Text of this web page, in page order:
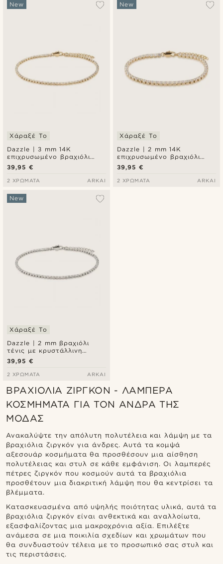
Dazzle | 3 mm 14K
επιχρυσωμένο βραχιόλι
τένις με κρυστάλλινη
ζιρκόνια
New
Χάραξέ Το
39,95 €
2 ΧΡΏΜΑΤΑ ARKAI
Dazzle | 2 mm 14K
επιχρυσωμένο βραχιόλι
τένις με κρυστάλλινη
ζιρκόνια
New
Χάραξέ Το
39,95 €
2 ΧΡΏΜΑΤΑ ARKAI
Dazzle | 2 mm βραχιόλι
τένις με κρυστάλλινη
ζιρκόνια
New
Χάραξέ Το
39,95 €
2 ΧΡΏΜΑΤΑ ARKAI
ΒΡΑΧΙΌΛΙΑ ΖΙΡΓΚΌΝ - ΛΑΜΠΕΡΆ
ΚΟΣΜΉΜΑΤΑ ΓΙΑ ΤΟΝ ΆΝΔΡΑ ΤΗΣ
ΜΌΔΑΣ
Ανακαλύψτε την απόλυτη πολυτέλεια και λάμψη με τα
βραχιόλια ζιργκόν για άνδρες. Αυτά τα κομψά
αξεσουάρ κοσμήματα θα προσθέσουν μια αίσθηση
πολυτέλειας και στυλ σε κάθε εμφάνιση. Οι λαμπερές
πέτρες ζιργκόν που κοσμούν αυτά τα βραχιόλια
προσθέτουν μια διακριτική λάμψη που θα κεντρίσει τα
βλέμματα.
Κατασκευασμένα από υψηλής ποιότητας υλικά, αυτά τα
βραχιόλια ζιργκόν είναι ανθεκτικά και αναλλοίωτα,
εξασφαλίζοντας μια μακροχρόνια αξία. Επιλέξτε
ανάμεσα σε μια ποικιλία σχεδίων και χρωμάτων που
θα συνδυαστούν τέλεια με το προσωπικό σας στυλ και
τις περιστάσεις.